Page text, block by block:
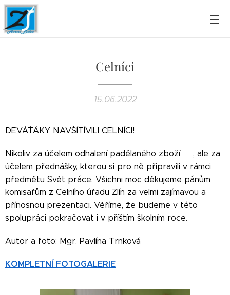
Celníci
15.06.2022
DEVÁŤÁKY NAVŠÍTÍVILI CELNÍCI!
Nikoliv za účelem odhalení padělaného zboží 🙂, ale za
účelem přednášky, kterou si pro ně připravili v rámci
předmětu Svět práce. Všichni moc děkujeme pánům
komisařům z Celního úřadu Zlín za velmi zajímavou a
přínosnou prezentaci. Věříme, že budeme v této
spolupráci pokračovat i v příštím školním roce.
Autor a foto: Mgr. Pavlína Trnková
KOMPLETNÍ FOTOGALERIE